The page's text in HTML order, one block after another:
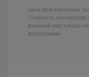
Цена действительна
стоимость препаратов
Внешний вид товара
фотографии